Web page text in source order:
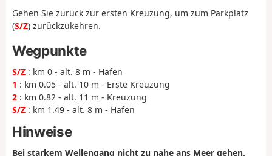
Gehen Sie zurück zur ersten Kreuzung, um zum Parkplatz
(S/Z) zurückzukehren.
Wegpunkte
S/Z : km 0 - alt. 8 m - Hafen
1 : km 0.05 - alt. 10 m - Erste Kreuzung
2 : km 0.82 - alt. 11 m - Kreuzung
S/Z : km 1.49 - alt. 8 m - Hafen
Hinweise
Bei starkem Wellengang nicht zu nahe ans Meer gehen.